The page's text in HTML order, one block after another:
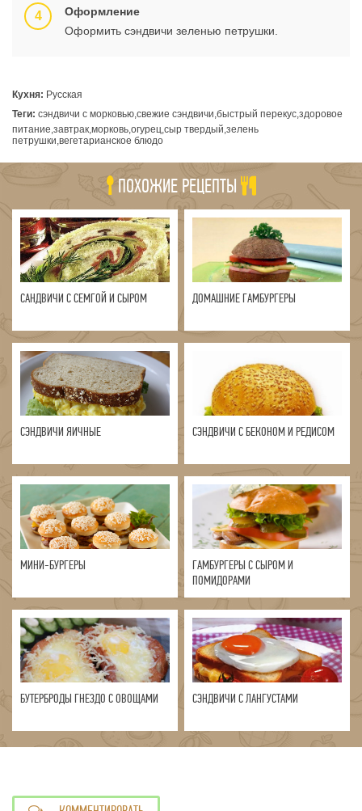
Оформление
Оформить сэндвичи зеленью петрушки.
Кухня: Русская
Теги: сэндвичи с морковью,свежие сэндвичи,быстрый перекус,здоровое
питание,завтрак,морковь,огурец,сыр твердый,зелень
петрушки,вегетарианское блюдо
ПОХОЖИЕ РЕЦЕПТЫ
САНДВИЧИ С СЕМГОЙ И СЫРОМ ДОМАШНИЕ ГАМБУРГЕРЫ
СЭНДВИЧИ ЯИЧНЫЕ СЭНДВИЧИ С БЕКОНОМ И РЕДИСОМ
МИНИ-БУРГЕРЫ
ГАМБУРГЕРЫ С СЫРОМ И
ПОМИДОРАМИ
БУТЕРБРОДЫ ГНЕЗДО С ОВОЩАМИ СЭНДВИЧИ С ЛАНГУСТАМИ